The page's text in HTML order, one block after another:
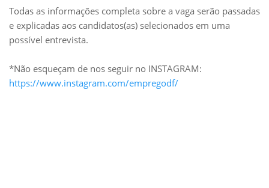
Todas as informações completa sobre a vaga serão passadas
e explicadas aos candidatos(as) selecionados em uma
possível entrevista.
*Não esqueçam de nos seguir no INSTAGRAM:
https://www.instagram.com/empregodf/